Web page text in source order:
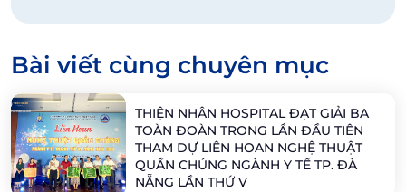
Bài viết cùng chuyên mục
THIỆN NHÂN HOSPITAL ĐẠT GIẢI BA
TOÀN ĐOÀN TRONG LẦN ĐẦU TIÊN
THAM DỰ LIÊN HOAN NGHỆ THUẬT
QUẦN CHÚNG NGÀNH Y TẾ TP. ĐÀ
NẴNG LẦN THỨ V